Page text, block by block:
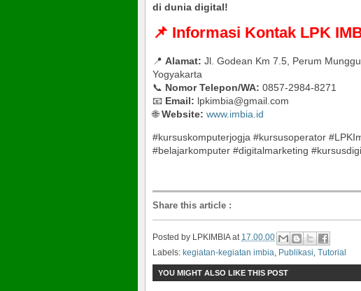
di dunia digital!
📌 Informasi Kontak LPK
📍 Alamat: Jl. Godean Km 7.5, Perum
Yogyakarta
📞 Nomor Telepon/WA: 0857-2984-8271
📧 Email: lpkimbia@gmail.com
🌐Website: www.imbia.id
#kursuskomputerjogja #kursusoperator
#belajarkomputer #digitalmarketing
Share this article :
Posted by LPKIMBIA at 17.00.00
Labels: kegiatan-kegiatan imbia, Publikasi, Tutorial
YOU MIGHT ALSO LIKE THIS POST